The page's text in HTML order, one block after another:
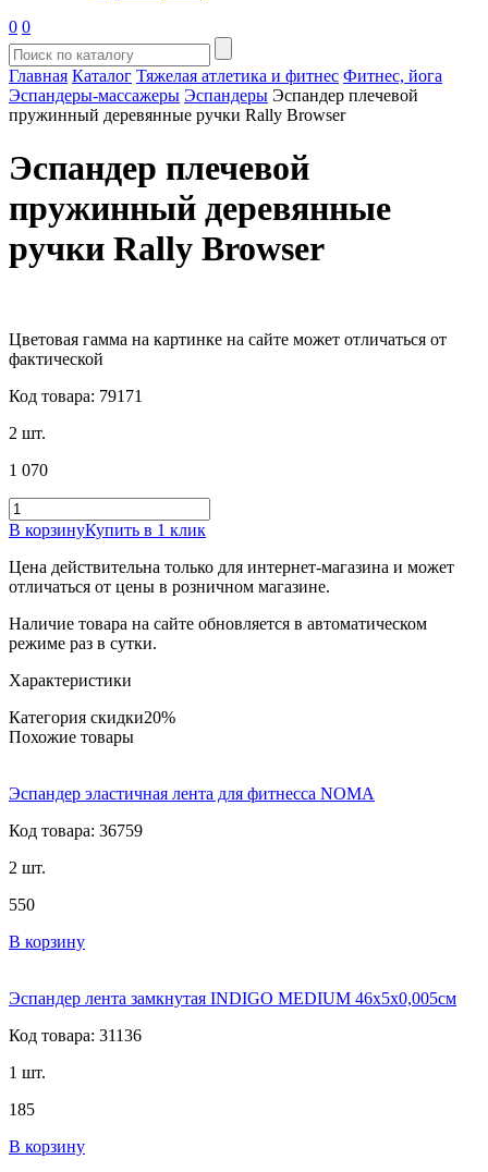
0 0
Главная Каталог Тяжелая атлетика и фитнес Фитнес, йога
Эспандеры-массажеры Эспандеры Эспандер плечевой
пружинный деревянные ручки Rally Browser
Эспандер плечевой
пружинный деревянные
ручки Rally Browser
Цветовая гамма на картинке на сайте может отличаться от
фактической
Код товара: 79171
2 шт.
1 070
В корзинуКупить в 1 клик
Цена действительна только для интернет-магазина и может
отличаться от цены в розничном магазине.
Наличие товара на сайте обновляется в автоматическом
режиме раз в сутки.
Характеристики
Категория скидки20%
Похожие товары
Эспандер эластичная лента для фитнесса NOMA
Код товара: 36759
2 шт.
550
В корзину
Эспандер лента замкнутая INDIGO MEDIUM 46x5x0,005см
Код товара: 31136
1 шт.
185
В корзину